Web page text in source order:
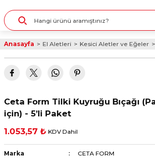
ve Multimetreler
ve Penseler
Anasayfa El Aletleri Kesici Aletler ve Eğeler
Ceta Form Tilki Kuyruğu Bıçağı
için) - 5’li Paket
1.053,57 ₺ KDV Dahil
Marka
CETA FORM